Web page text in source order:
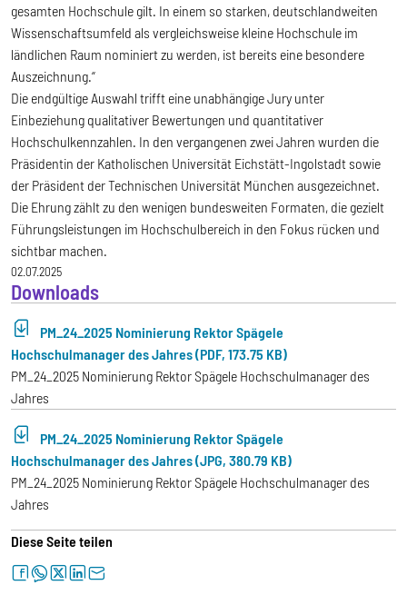
gesamten Hochschule gilt. In einem so starken, deutschlandweiten
Wissenschaftsumfeld als vergleichsweise kleine Hochschule im
ländlichen Raum nominiert zu werden, ist bereits eine besondere
Auszeichnung.“
Die endgültige Auswahl trifft eine unabhängige Jury unter
Einbeziehung qualitativer Bewertungen und quantitativer
Hochschulkennzahlen. In den vergangenen zwei Jahren wurden die
Präsidentin der Katholischen Universität Eichstätt-Ingolstadt sowie
der Präsident der Technischen Universität München ausgezeichnet.
Die Ehrung zählt zu den wenigen bundesweiten Formaten, die gezielt
Führungsleistungen im Hochschulbereich in den Fokus rücken und
sichtbar machen.
02.07.2025
Downloads
PM_24_2025 Nominierung Rektor Spägele
Hochschulmanager des Jahres (PDF, 173.75 KB)
PM_24_2025 Nominierung Rektor Spägele Hochschulmanager des
Jahres
PM_24_2025 Nominierung Rektor Spägele
Hochschulmanager des Jahres (JPG, 380.79 KB)
PM_24_2025 Nominierung Rektor Spägele Hochschulmanager des
Jahres
Diese Seite teilen
facebookwhatsapptwitterlinkedinletter